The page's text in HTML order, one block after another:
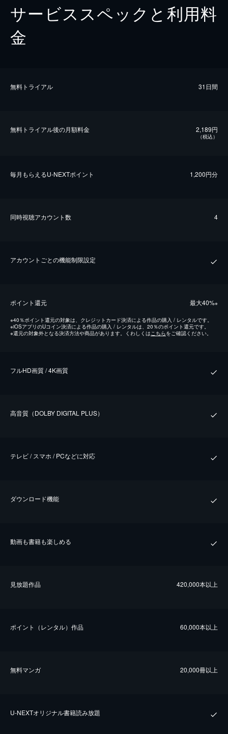
サービススペックと利用料
金
無料トライアル 31日間
無料トライアル後の⽉額料金 2,189円
（税込）
毎⽉もらえるU-NEXTポイント 1,200円分
同時視聴アカウント数 4
アカウントごとの機能制限設定
ポイント還元 最⼤40%※
※40％ポイント還元の対象は、クレジットカード決済による作品の購入 / レンタルです。
※iOSアプリのUコイン決済による作品の購入 / レンタルは、20％のポイント還元です。
※還元の対象外となる決済方法や商品があります。くわしくは こちらをご確認ください。
フルHD画質 / 4K画質
⾼⾳質（DOLBY DIGITAL PLUS）
テレビ / スマホ / PCなどに対応
ダウンロード機能
動画も書籍も楽しめる
⾒放題作品 420,000本以上
ポイント（レンタル）作品 60,000本以上
無料マンガ 20,000冊以上
U-NEXTオリジナル書籍読み放題